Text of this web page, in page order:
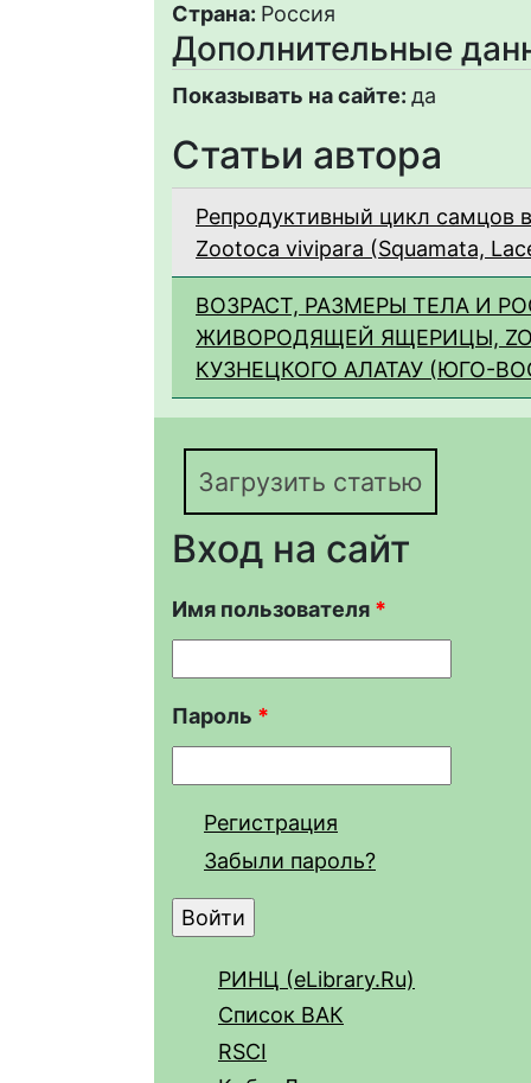
Страна: Россия
Дополнительные
Показывать на сайте: да
Статьи автора
Репродуктивный цикл
Zootoca vivipara (Squamata,
ВОЗРАСТ, РАЗМЕРЫ ТЕЛА И
ЖИВОРОДЯЩЕЙ ЯЩЕРИЦЫ,
КУЗНЕЦКОГО АЛАТАУ (ЮГО-
Загрузить статью
Вход на сайт
Имя пользователя *
Пароль *
Регистрация
Забыли пароль?
РИНЦ (eLibrary.Ru)
Список ВАК
RSCI